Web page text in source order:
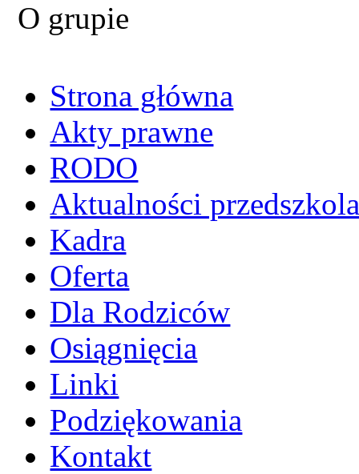
O grupie
Strona główna
Akty prawne
RODO
Aktualności
Kadra
Oferta
Dla Rodziców
Osiągnięcia
Linki
Podziękowania
Kontakt